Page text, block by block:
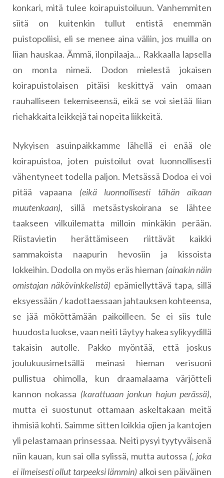
konkari, mitä tulee koirapuistoiluun. Vanhemmiten
siitä on kuitenkin tullut entistä enemmän
puistopoliisi, eli se menee aina väliin, jos muilla on
liian hauskaa. Ämmä, ilonpilaaja… Rakkaalla lapsella
on monta nimeä. Dodon mielestä jokaisen
koirapuistolaisen pitäisi keskittyä vain omaan
rauhalliseen tekemiseensä, eikä se voi sietää liian
riehakkaita leikkejä tai nopeita liikkeitä.
Nykyisen asuinpaikkamme lähellä ei enää ole
koirapuistoa, joten puistoilut ovat luonnollisesti
vähentyneet todella paljon. Metsässä Dodoa ei voi
pitää vapaana (eikä luonnollisesti tähän aikaan
muutenkaan), sillä metsästyskoirana se lähtee
taakseen vilkuilematta milloin minkäkin perään.
Riistavietin herättämiseen riittävät kaikki
sammakoista naapurin hevosiin ja kissoista
lokkeihin. Dodolla on myös eräs hieman (ainakin näin
omistajan näkövinkkelistä) epämiellyttävä tapa, sillä
eksyessään / kadottaessaan jahtauksen kohteensa,
se jää mököttämään paikoilleen. Se ei siis tule
huudosta luokse, vaan neiti täytyy hakea sylikyydillä
takaisin autolle. Pakko myöntää, että joskus
joulukuusimetsällä meinasi hieman verisuoni
pullistua ohimolla, kun draamalaama värjötteli
kannon nokassa (karattuaan jonkun hajun perässä),
mutta ei suostunut ottamaan askeltakaan meitä
ihmisiä kohti. Saimme sitten loikkia ojien ja kantojen
yli pelastamaan prinsessaa. Neiti pysyi tyytyväisenä
niin kauan, kun sai olla sylissä, mutta autossa (, joka
ei ilmeisesti ollut tarpeeksi lämmin) alkoi sen päiväinen